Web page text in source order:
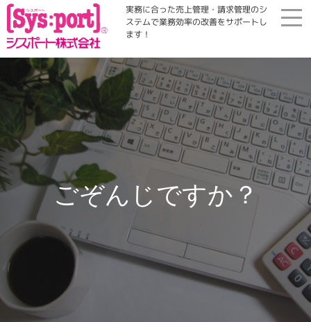
実務に合った売上管理・請求管理のシ
ステムで業務効率の改善をサポートし
ます！
ホーム
展示会・勉強会
商品案内
コラム・Qinfo
資料請求
お役立ち情報
ごぞんじですか？